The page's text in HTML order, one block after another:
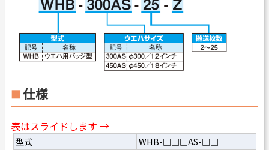
仕様
表はスライドします →
型式
WHB-□□□AS-□□